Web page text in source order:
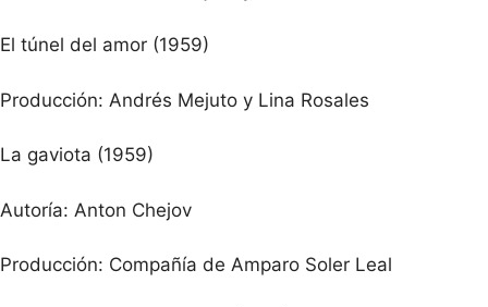
El túnel del amor (1959)
Producción: Andrés Mejuto y Lina Rosales
La gaviota (1959)
Autoría: Anton Chejov
Producción: Compañía de Amparo Soler Leal